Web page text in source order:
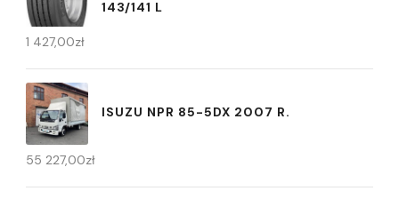
143/141 L
1 427,00zł
ISUZU NPR 85-5DX 2007 R.
55 227,00zł